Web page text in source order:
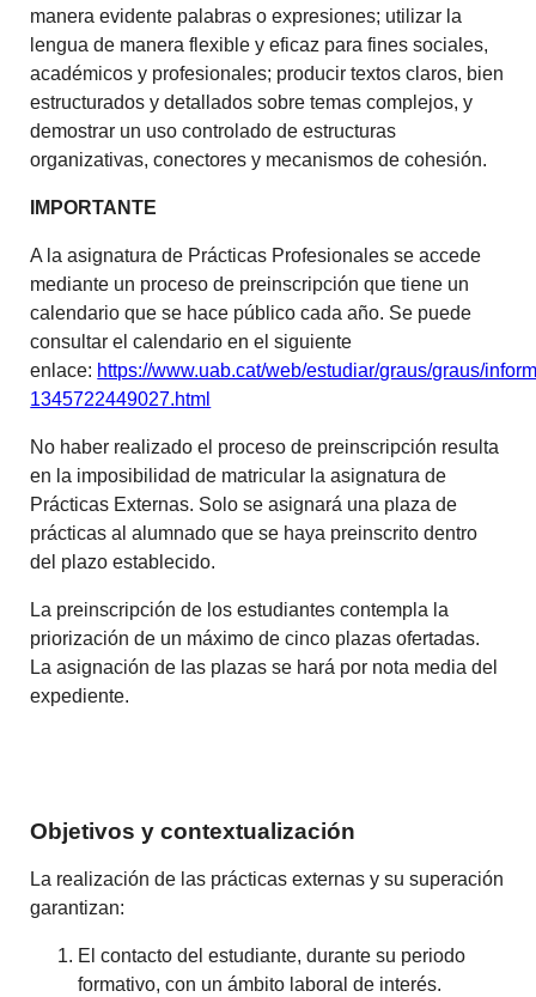
manera evidente palabras o expresiones; utilizar la
lengua de manera flexible y eficaz para fines sociales,
académicos y profesionales; producir textos claros, bien
estructurados y detallados sobre temas complejos, y
demostrar un uso controlado de estructuras
organizativas, conectores y mecanismos de cohesión.
IMPORTANTE
A la asignatura de Prácticas Profesionales se accede
mediante un proceso de preinscripción que tiene un
calendario que se hace público cada año. Se puede
consultar el calendario en el siguiente
enlace: https://www.uab.cat/web/estudiar/graus/graus/
1345722449027.html
No haber realizado el proceso de preinscripción resulta
en la imposibilidad de matricular la asignatura de
Prácticas Externas. Solo se asignará una plaza de
prácticas al alumnado que se haya preinscrito dentro
del plazo establecido.
La preinscripción de los estudiantes contempla la
priorización de un máximo de cinco plazas ofertadas.
La asignación de las plazas se hará por nota media del
expediente.
Objetivos y contextualización
La realización de las prácticas externas y su superación
garantizan:
El contacto del estudiante, durante su periodo
formativo, con un ámbito laboral de interés.